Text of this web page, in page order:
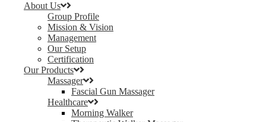
About Us
Group Profile
Mission & Vision
Management
Our Setup
Certification
Our Products
Massager
Fascial Gun Massager
Healthcare
Morning Walker